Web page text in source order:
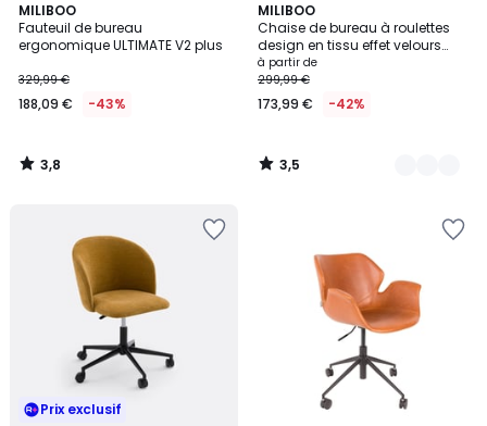
MILIBOO
Fauteuil de bureau
ergonomique ULTIMATE V2 plus
329,99 €
188,09 € -43%
3,8
/ 5
3,8
/
MILIBOO
Chaise de bureau à roulettes
design en tissu effet velours
texturé gris, bois clair et acier
chromé RUFIN
à partir de
299,99 €
173,99 € -42%
3,5
/ 5
2
Couleurs
3,5
/
Prix exclusif